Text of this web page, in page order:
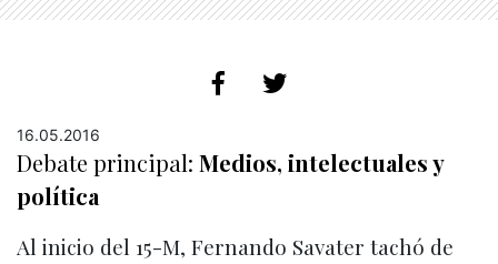
16.05.2016
Debate principal: Medios, intelectuales y
política
Al inicio del 15-M, Fernando Savater tachó de